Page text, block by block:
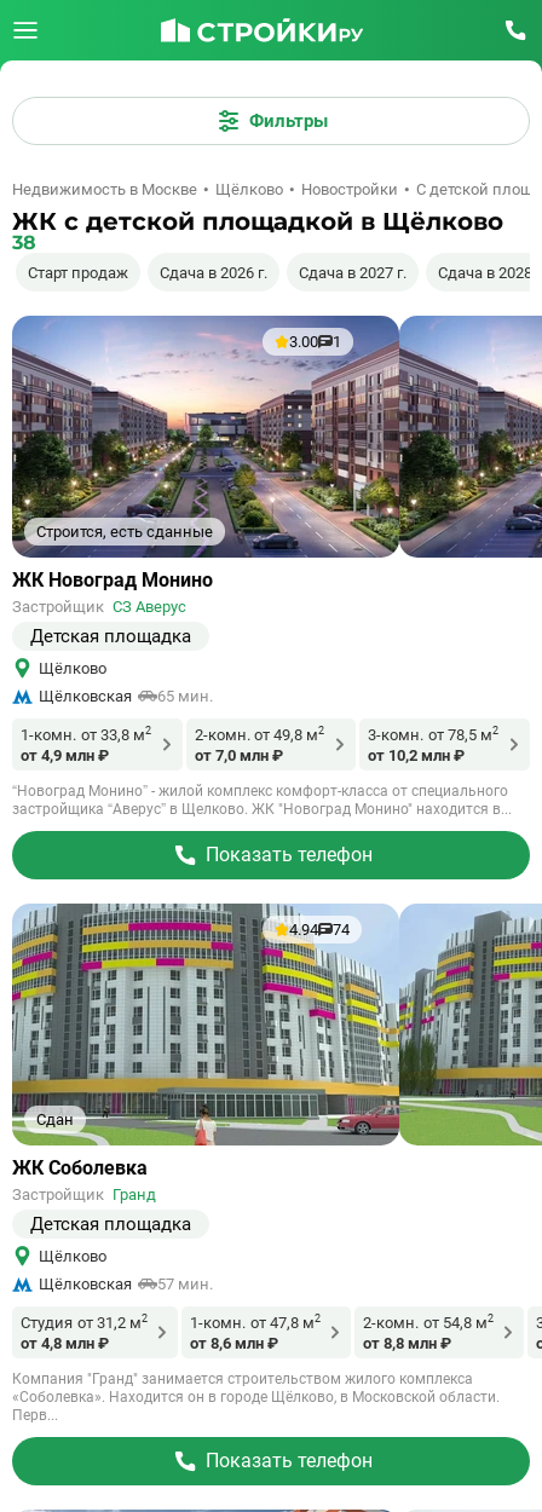
Фильтры
Недвижимость в Москве Щёлково Новостройки С детской
ЖК с детской площадкой в Щёлково
38
Старт продаж Сдача в 2026 г. Сдача в 2027 г. Сдача в 2028
Строится, есть сданные
3.00 1
Ссылка
объект
ЖК Новоград Монино
Застройщик СЗ Аверус
Детская площадка
Щёлково
Щёлковская
65 мин.
1-комн. от 33,8 м2
от 4,9 млн ₽
2-комн. от 49,8 м2
от 7,0 млн ₽
3-комн. от 78,5 м2
от 10,2 млн ₽
“Новоград Монино” - жилой комплекс комфорт-класса от специального
застройщика “Аверус” в Щелково. ЖК "Новоград Монино" находится в...
Показать телефон
Сдан
4.94 74
Ссылка
объект
ЖК Соболевка
Застройщик Гранд
Детская площадка
Щёлково
Щёлковская
57 мин.
Студия от 31,2 м2
от 4,8 млн ₽
1-комн. от 47,8 м2
от 8,6 млн ₽
2-комн. от 54,8 м2
от 8,8 млн ₽
Компания "Гранд" занимается строительством жилого комплекса
«Соболевка». Находится он в городе Щёлково, в Московской области.
Перв...
Показать телефон